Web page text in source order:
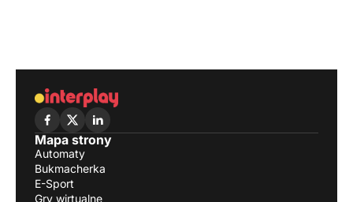
Mapa strony
Automaty
Bukmacherka
E-Sport
Gry wirtualne